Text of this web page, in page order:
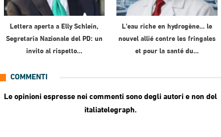
Lettera aperta a Elly Schlein,
Segretaria Nazionale del PD: un
invito al rispetto…
L’eau riche en hydrogène… le
nouvel allié contre les fringales
et pour la santé du…
COMMENTI
Le opinioni espresse nei commenti sono degli autori e non del
italiatelegraph.